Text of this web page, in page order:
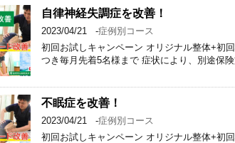
自律神経失調症を改善！
2023/04/21 -症例別コース
初回お試しキャンペーン オリジナル整体+初
つき毎月先着5名様まで 症状により、別途保
不眠症を改善！
2023/04/21 -症例別コース
初回お試しキャンペーン オリジナル整体+初